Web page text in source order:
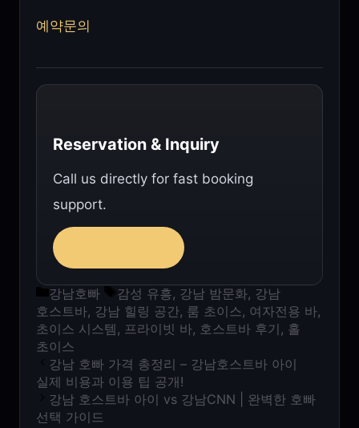
예약문의
Reservation & Inquiry
Call us directly for fast booking
support.
카테고리
강남호빠 태그
감성 유흥, 강남 밤문화, 강남
호스트바, 강남 힐링 공간, 룸 초이스, 여자전용 바,
초이스 시스템, 프라이빗 바, 호스트바 후기, 홀
초이스
강남 호빠 가격 총정리 – 강남호스트바 아이
실제 비용과 이용 팁 공개!
강남 호스트바 아이 vs 강남CNN | 완벽한 호빠
선택 가이드